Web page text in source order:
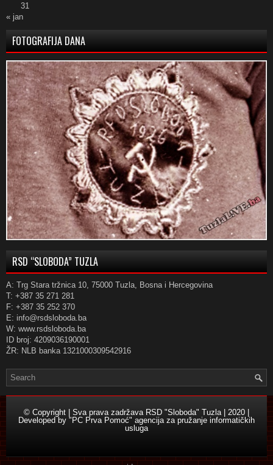
31
« jan
FOTOGRAFIJA DANA
RSD “SLOBODA” TUZLA
A: Trg Stara tržnica 10, 75000 Tuzla, Bosna i Hercegovina
T: +387 35 271 281
F: +387 35 252 370
E: info@rsdsloboda.ba
W: www.rsdsloboda.ba
ID broj: 4209036190001
ŽR: NLB banka 1321000309542916
© Copyright | Sva prava zadržava RSD "Sloboda" Tuzla | 2020 |
Developed by "PC Prva Pomoć" agencija za pružanje informatičkih
usluga